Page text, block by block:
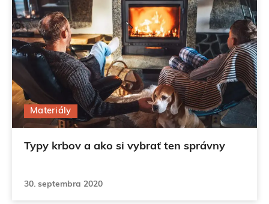
Materiály
Typy krbov a ako si vybrať ten správny
30. septembra 2020